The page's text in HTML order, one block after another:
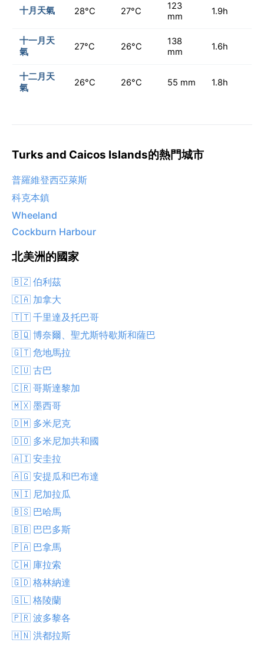
十月天氣 28°C 27°C
123
mm
1.9h
十一月天
氣
27°C 26°C
138
mm
1.6h
十二月天
氣
26°C 26°C 55 mm 1.8h
Turks and Caicos Islands的熱門城市
普羅維登西亞萊斯
科克本鎮
Wheeland
Cockburn Harbour
北美洲的國家
🇧🇿 伯利茲
🇨🇦 加拿大
🇹🇹 千里達及托巴哥
🇧🇶 博奈爾、聖尤斯特歇斯和薩巴
🇬🇹 危地馬拉
🇨🇺 古巴
🇨🇷 哥斯達黎加
🇲🇽 墨西哥
🇩🇲 多米尼克
🇩🇴 多米尼加共和國
🇦🇮 安圭拉
🇦🇬 安提瓜和巴布達
🇳🇮 尼加拉瓜
🇧🇸 巴哈馬
🇧🇧 巴巴多斯
🇵🇦 巴拿馬
🇨🇼 庫拉索
🇬🇩 格林納達
🇬🇱 格陵蘭
🇵🇷 波多黎各
🇭🇳 洪都拉斯